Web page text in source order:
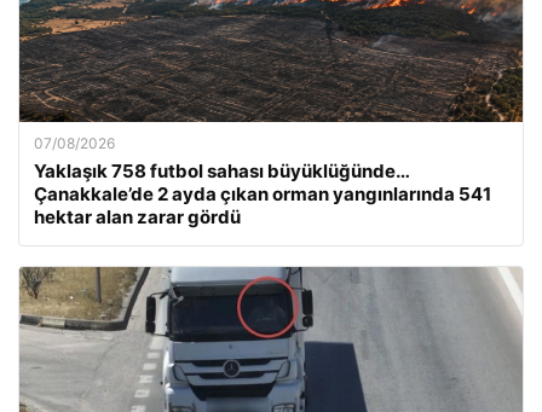
07/08/2026
Yaklaşık 758 futbol sahası büyüklüğünde…
Çanakkale’de 2 ayda çıkan orman yangınlarında 541
hektar alan zarar gördü